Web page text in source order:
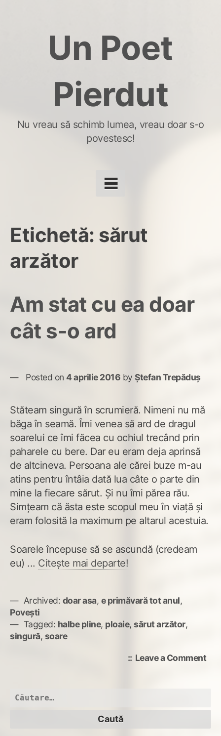
Un Poet
Pierdut
Nu vreau să schimb lumea, vreau doar s-o
povestesc!
Etichetă: sărut
arzător
Am stat cu ea doar
cât s-o ard
Posted on 4 aprilie 2016 by Ștefan Trepăduș
Stăteam singură în scrumieră. Nimeni nu mă
băga în seamă. Îmi venea să ard de dragul
soarelui ce îmi făcea cu ochiul trecând prin
paharele cu bere. Dar eu eram deja aprinsă
de altcineva. Persoana ale cărei buze m-au
atins pentru întâia dată lua câte o parte din
mine la fiecare sărut. Și nu îmi părea rău.
Simțeam că ăsta este scopul meu în viață și
eram folosită la maximum pe altarul acestuia.
Soarele începuse să se ascundă (credeam
eu) ... Citește mai departe!
Archived: doar asa, e primăvară tot anul,
Povești
Tagged: halbe pline, ploaie, sărut arzător,
singură, soare
Leave a Commenton
cât
Caută